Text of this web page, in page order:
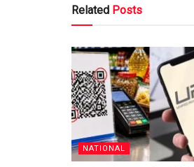
Related Posts
NATIONAL